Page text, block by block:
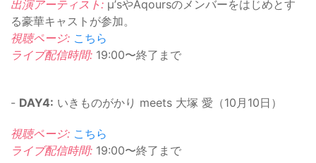
出演アーティスト: μ’sやAqoursのメンバーをはじめとす
る豪華キャストが参加。
視聴ページ: こちら
ライブ配信時間: 19:00〜終了まで
- DAY4: いきものがかり meets 大塚 愛（10月10日）
視聴ページ: こちら
ライブ配信時間: 19:00〜終了まで